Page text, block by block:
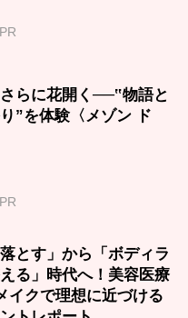
PR
らに花開く──‟物語と
”を体験〈メゾン ド
PR
落とす」から「ボディラ
る」時代へ！美容医療
イクで理想に近づける